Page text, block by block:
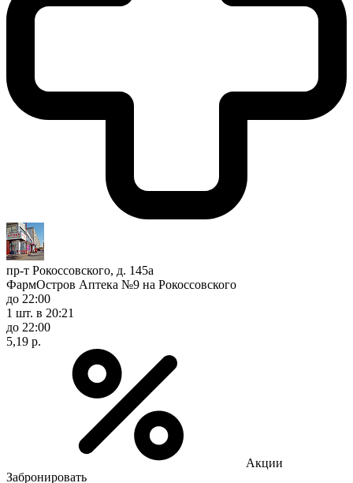
пр-т Рокоссовского, д. 145а
ФармОстров Аптека №9 на Рокоссовского
до 22:00
1 шт. в 20:21
до 22:00
5,19 р.
Акции
Забронировать